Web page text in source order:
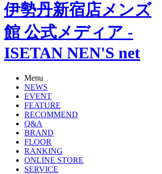
伊勢丹新宿店メンズ
館 公式メディア -
ISETAN NEN'S net
Menu
NEWS
EVENT
FEATURE
RECOMMEND
Q&A
BRAND
FLOOR
RANKING
ONLINE STORE
SERVICE